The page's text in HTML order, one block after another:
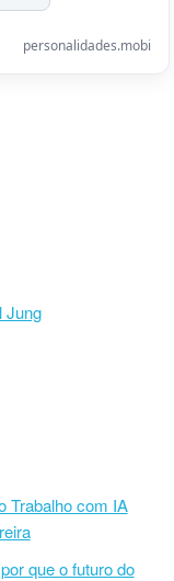
personalidades.mobi
Jung
Trabalho com IA
que o futuro do